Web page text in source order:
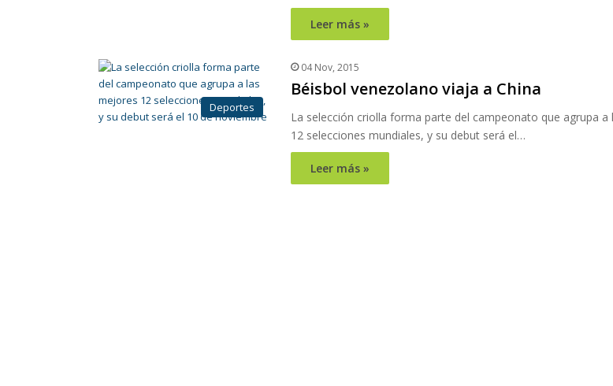
Leer más »
Deportes
04 Nov, 2015
Béisbol venezolano viaja a China
La selección criolla forma parte del campeonato que agrupa a
12 selecciones mundiales, y su debut será el…
Leer más »